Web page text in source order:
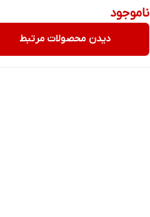
ناموجود
دیدن محصولات مرتبط